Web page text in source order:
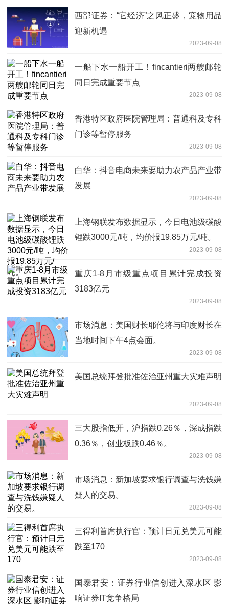
西部证券：“它经济”之风正盛，宠物用品
迎新机遇
2023-09-08
一船下水一船开工！fincantieri两艘邮轮
同日完成重要节点
2023-09-08
香港特区政府医院管理局：普通科及专科
门诊等暂停服务
2023-09-08
白华：抖音电商未来要助力农产品产业带
发展
2023-09-08
上海钢联发布数据显示，今日电池级碳酸
锂跌3000元/吨，均价报19.85万元/吨。
2023-09-08
重庆1-8月市级重点项目累计完成投资
3183亿元
2023-09-08
市场消息：美国财长耶伦将与印度财长在
当地时间下午4点会面。
2023-09-08
美国总统拜登批准佐治亚州重大灾难声明
2023-09-08
三大股指低开，沪指跌0.26％，深成指跌
0.36％，创业板跌0.46％。
2023-09-08
市场消息：新加坡要求银行调查与洗钱嫌
疑人的交易。
2023-09-08
三得利首席执行官：预计日元兑美元可能
跌至170
2023-09-08
国泰君安：证券行业信创进入深水区 影
响证券IT竞争格局